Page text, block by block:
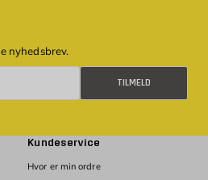
nyhedsbrev.
TILMELD
Kundeservice
Hvor er min ordre